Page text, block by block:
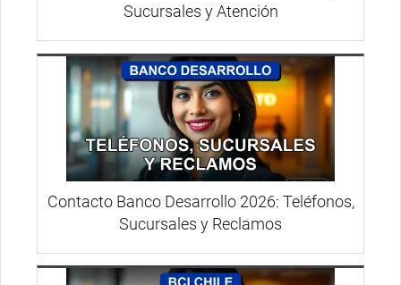
Sucursales y Atención
Contacto Banco Desarrollo 2026: Teléfonos,
Sucursales y Reclamos